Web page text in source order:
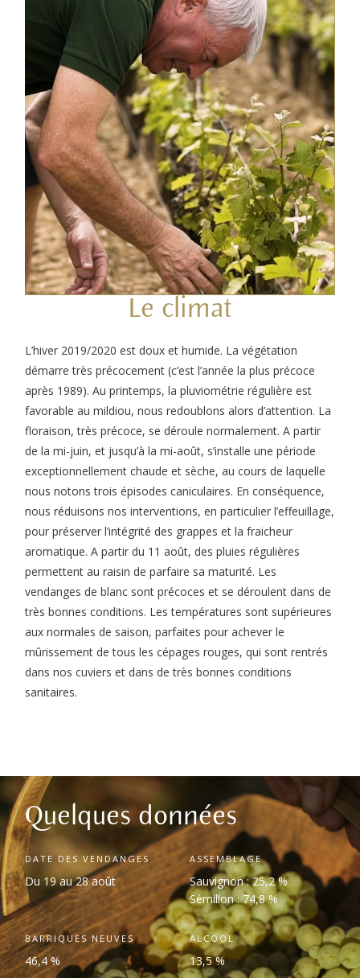
Le climat
L’hiver 2019/2020 est doux et humide. La végétation
démarre très précocement (c’est l’année la plus précoce
après 1989). Au printemps, la pluviométrie régulière est
favorable au mildiou, nous redoublons alors d’attention. La
floraison, très précoce, se déroule normalement. A partir
de la mi-juin, et jusqu’à la mi-août, s’installe une période
exceptionnellement chaude et sèche, au cours de laquelle
nous notons trois épisodes caniculaires. En conséquence,
nous réduisons nos interventions, en particulier l’effeuillage,
pour préserver l’intégrité des grappes et la fraicheur
aromatique. A partir du 11 août, des pluies régulières
permettent au raisin de parfaire sa maturité. Les
vendanges de blanc sont précoces et se déroulent dans de
très bonnes conditions. Les températures sont supérieures
aux normales de saison, parfaites pour achever le
mûrissement de tous les cépages rouges, qui sont rentrés
dans nos cuviers et dans de très bonnes conditions
sanitaires.
Quelques données
DATE DES VENDANGES
Du 19 au 28 août
ASSEMBLAGE
Sauvignon : 25,2 %
Sémillon : 74,8 %
BARRIQUES NEUVES
46,4 %
ALCOOL
13,5 %